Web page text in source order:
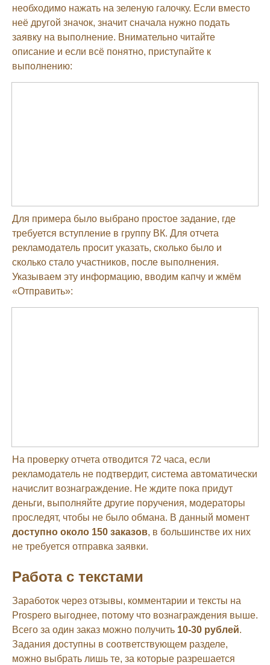
необходимо нажать на зеленую галочку. Если вместо
неё другой значок, значит сначала нужно подать
заявку на выполнение. Внимательно читайте
описание и если всё понятно, приступайте к
выполнению:
Для примера было выбрано простое задание, где
требуется вступление в группу ВК. Для отчета
рекламодатель просит указать, сколько было и
сколько стало участников, после выполнения.
Указываем эту информацию, вводим капчу и жмём
«Отправить»:
На проверку отчета отводится 72 часа, если
рекламодатель не подтвердит, система автоматически
начислит вознаграждение. Не ждите пока придут
деньги, выполняйте другие поручения, модераторы
проследят, чтобы не было обмана. В данный момент
доступно около 150 заказов, в большинстве их них
не требуется отправка заявки.
Работа c текстами
Заработок через отзывы, комментарии и тексты на
Prospero выгоднее, потому что вознаграждения выше.
Всего за один заказ можно получить 10-30 рублей.
Задания доступны в соответствующем разделе,
можно выбрать лишь те, за которые разрешается